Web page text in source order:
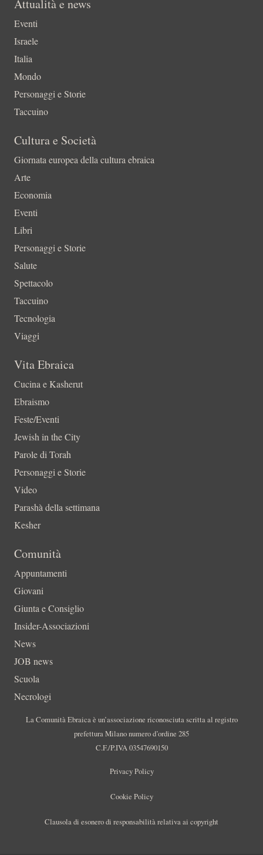
Attualità e news
Eventi
Israele
Italia
Mondo
Personaggi e Storie
Taccuino
Cultura e Società
Giornata europea della cultura ebraica
Arte
Economia
Eventi
Libri
Personaggi e Storie
Salute
Spettacolo
Taccuino
Tecnologia
Viaggi
Vita Ebraica
Cucina e Kasherut
Ebraismo
Feste/Eventi
Jewish in the City
Parole di Torah
Personaggi e Storie
Video
Parashà della settimana
Kesher
Comunità
Appuntamenti
Giovani
Giunta e Consiglio
Insider-Associazioni
News
JOB news
Scuola
Necrologi
La Comunità Ebraica è un’associazione riconosciuta scritta al registro
prefettura Milano numero d’ordine 285
C.F./P.IVA 03547690150
Privacy Policy
Cookie Policy
Clausola di esonero di responsabilità relativa ai copyright